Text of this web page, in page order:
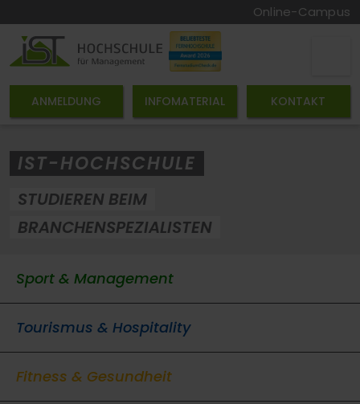
Online-Campus
ANMELDUNG INFOMATERIAL KONTAKT
IST-HOCHSCHULE
STUDIEREN BEIM
BRANCHENSPEZIALISTEN
Sport & Management
Tourismus & Hospitality
Fitness & Gesundheit